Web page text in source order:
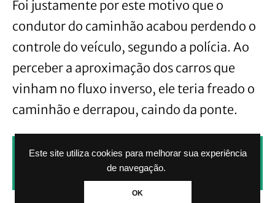
Este site utiliza cookies para melhorar sua experiência
de navegação.
OK
Foi justamente por este motivo que o
condutor do caminhão acabou perdendo o
controle do veículo, segundo a polícia. Ao
perceber a aproximação dos carros que
vinham no fluxo inverso, ele teria freado o
caminhão e derrapou, caindo da ponte.
CLIQUE AQUI PARA RECEBER NOTÍCIAS
PELO WHATSAPP SEM PAGAR NADA.